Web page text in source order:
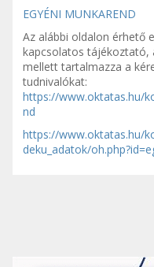
EGYÉNI MUNKAREND
Az alábbi oldalon érhető
kapcsolatos tájékoztató,
mellett tartalmazza a
tudnivalókat:
https://www.oktatas.hu/
nd
https://www.oktatas.hu/
deku_adatok/